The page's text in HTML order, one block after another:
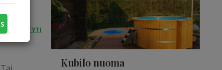
SKAITYTI
Kubilo nuoma